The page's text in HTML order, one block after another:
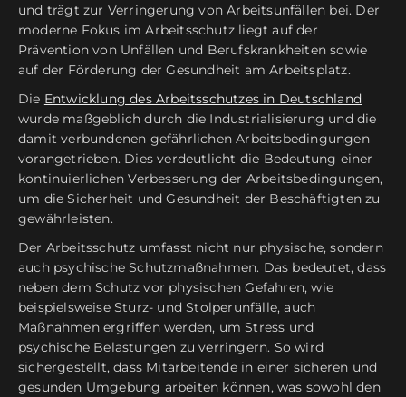
und trägt zur Verringerung von Arbeitsunfällen bei. Der
moderne Fokus im Arbeitsschutz liegt auf der
Prävention von Unfällen und Berufskrankheiten sowie
auf der Förderung der Gesundheit am Arbeitsplatz.
Die Entwicklung des Arbeitsschutzes in Deutschland
wurde maßgeblich durch die Industrialisierung und die
damit verbundenen gefährlichen Arbeitsbedingungen
vorangetrieben. Dies verdeutlicht die Bedeutung einer
kontinuierlichen Verbesserung der Arbeitsbedingungen,
um die Sicherheit und Gesundheit der Beschäftigten zu
gewährleisten.
Der Arbeitsschutz umfasst nicht nur physische, sondern
auch psychische Schutzmaßnahmen. Das bedeutet, dass
neben dem Schutz vor physischen Gefahren, wie
beispielsweise Sturz- und Stolperunfälle, auch
Maßnahmen ergriffen werden, um Stress und
psychische Belastungen zu verringern. So wird
sichergestellt, dass Mitarbeitende in einer sicheren und
gesunden Umgebung arbeiten können, was sowohl den